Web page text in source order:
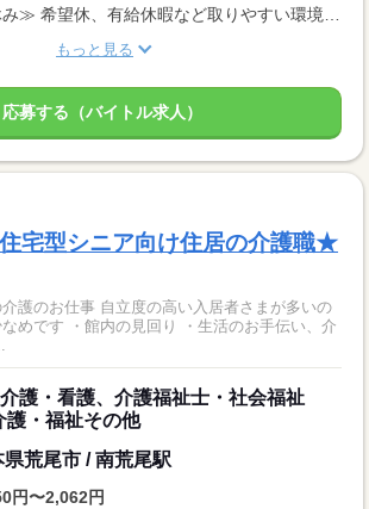
≪週2日以上休み≫ 希望休、有給休暇など取りやすい環境です。 固定曜日の勤務や平日のみ勤務など、相談OK！
もっと見る
応募する（バイトル求人）
宅型シニア向け住居の介護職★
護のお仕事 自立度の高い入居者さまが多いの
めです ・館内の見回り ・生活のお手伝い、介
護・看護、介護福祉士・社会福祉
護・福祉その他
荒尾市 / 南荒尾駅
円〜2,062円